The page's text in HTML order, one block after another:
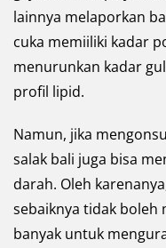
lainnya melaporkan
cuka memiiliki kadar
menurunkan kadar
profil lipid.
Namun, jika
salak bali juga bisa
darah. Oleh
sebaiknya tidak boleh
banyak untuk